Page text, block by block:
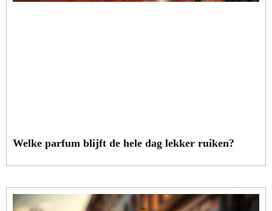
Welke parfum blijft de hele dag lekker ruiken?